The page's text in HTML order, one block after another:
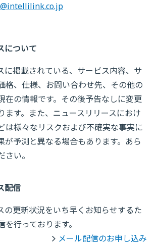
について
に掲載されている、サービス内容、サ
格、仕様、お問い合わせ先、その他の
在の情報です。その後予告なしに変更
ます。また、ニュースリリースにおけ
は様々なリスクおよび不確実な事実に
が予測と異なる場合もあります。あら
い。
配信
の更新状況をいち早くお知らせするた
行っております。
メール配信のお申し込み